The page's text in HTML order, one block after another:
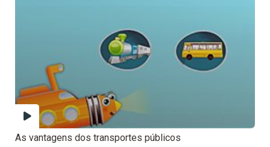
As vantagens dos transportes públicos